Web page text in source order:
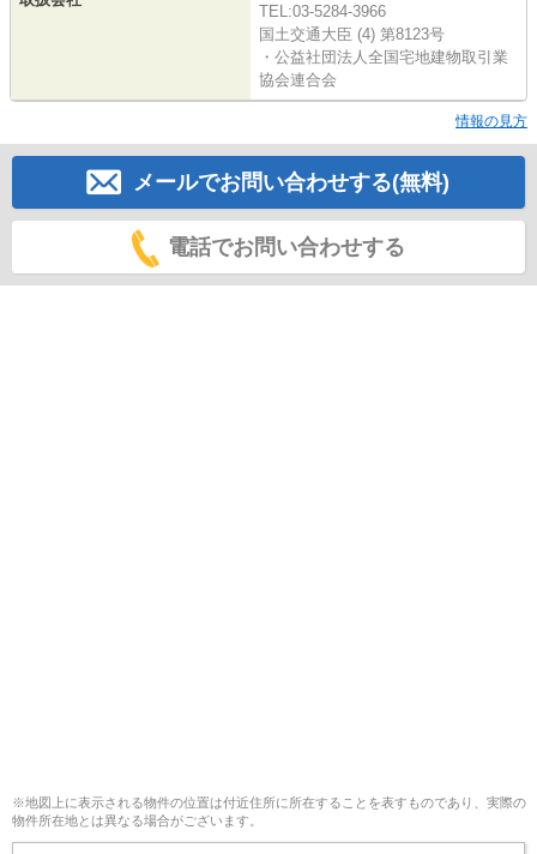
TEL:03-5284-3966
国土交通大臣 (4) 第8123号
・公益社団法人全国宅地建物取引業
協会連合会
情報の見方
メールでお問い合わせする(無料)
電話でお問い合わせする
※地図上に表示される物件の位置は付近住所に所在することを表すものであり、実際の
物件所在地とは異なる場合がございます。